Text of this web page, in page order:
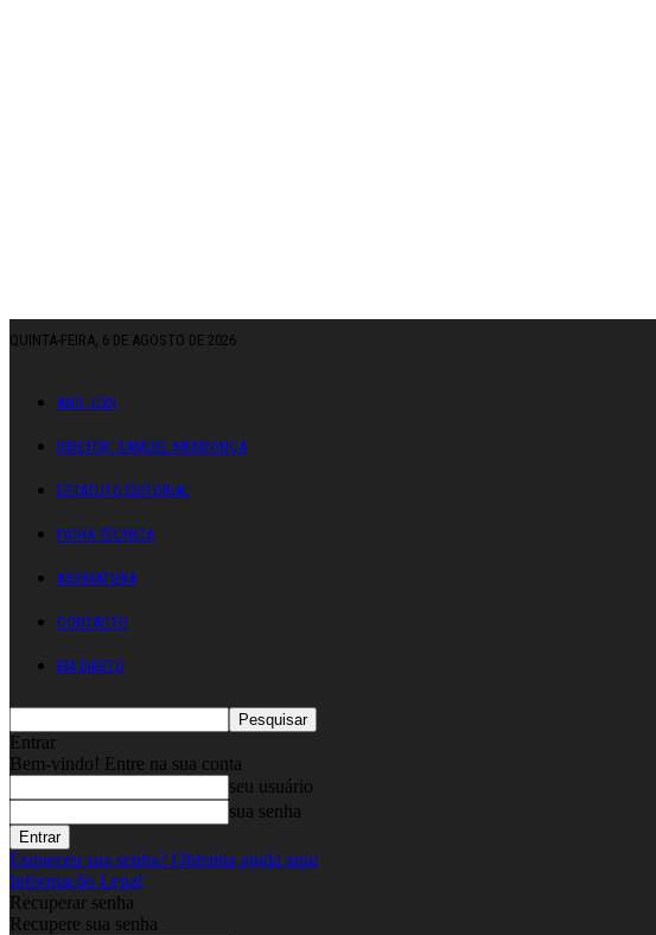
QUINTA-FEIRA, 6 DE AGOSTO DE 2026
ANO: CXII
DIRETOR: SAMUEL MENDONÇA
ESTATUTO EDITORIAL
FICHA TÉCNICA
ASSINATURA
CONTACTO
EM DIRETO
Entrar
Bem-vindo! Entre na sua conta
seu usuário
sua senha
Esqueceu sua senha? Obtenha ajuda aqui
Informação Legal
Recuperar senha
Recupere sua senha